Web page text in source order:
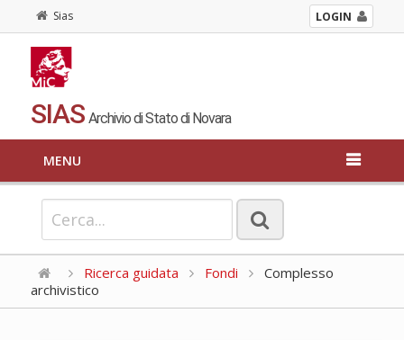
Sias LOGIN
SIAS Archivio di Stato di Novara
MENU
Ricerca guidata Fondi
Complesso
archivistico